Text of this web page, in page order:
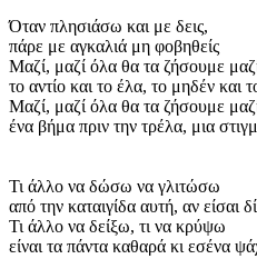
Όταν πλησιάσω και με δεις,
πάρε με αγκαλιά μη φοβηθείς
Μαζί, μαζί όλα θα τα ζήσουμε
το αντίο και το έλα, το μηδέν και
Μαζί, μαζί όλα θα τα ζήσουμε
ένα βήμα πριν την τρέλα, μια
Τι άλλο να δώσω να γλιτώσω
από την καταιγίδα αυτή, αν είσαι
Τι άλλο να δείξω, τι να κρύψω
είναι τα πάντα καθαρά κι εσένα